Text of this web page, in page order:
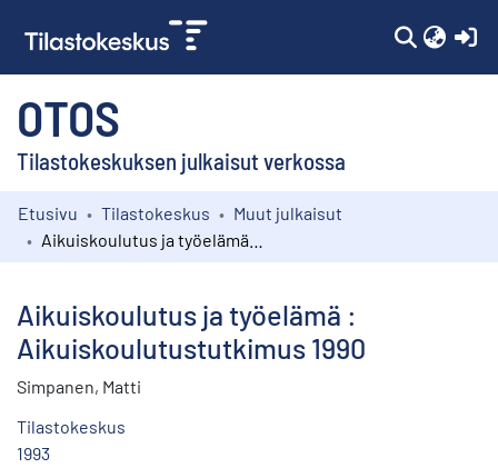
OTOS
Tilastokeskuksen julkaisut verkossa
Kokoelmat
Etusivu Tilastokeskus
Muut julkaisut
Aikuiskoulutus ja työelämä :
Aikuiskoulutustutkimus 1990
Simpanen, Matti
Tilastokeskus
1993